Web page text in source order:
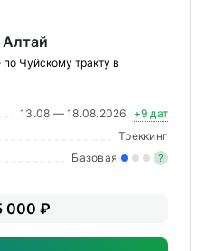
Чуйскому тракту в
13.08 — 18.08.2026
+9 дат
Треккинг
Базовая ?
000 ₽